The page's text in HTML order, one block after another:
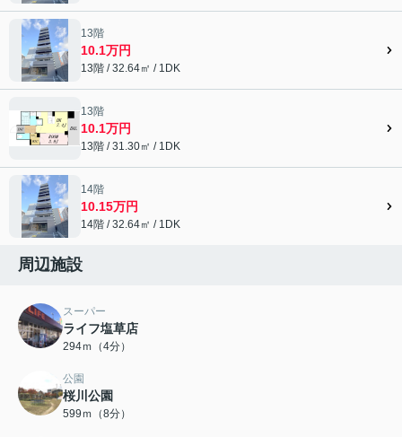
13階
10.1万円
13階 / 32.64㎡ / 1DK
13階
10.1万円
13階 / 31.30㎡ / 1DK
14階
10.15万円
14階 / 32.64㎡ / 1DK
周辺施設
スーパー
ライフ塩草店
294ｍ（4分）
公園
桜川公園
599ｍ（8分）